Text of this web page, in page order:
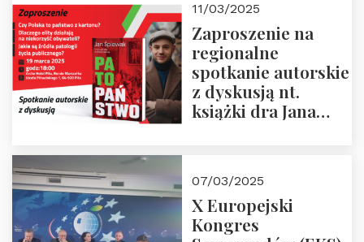
i prof.
Krasnodębski
11/03/2025
Zaproszenie na
regionalne
spotkanie autorskie
z dyskusją nt.
książki dra Jana
07/03/2025
X Europejski
Kongres